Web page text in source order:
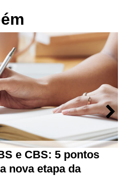
e CBS: 5 pontos
nova etapa da